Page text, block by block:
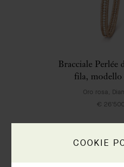
Bracciale Perlée
fila, modello
Oro rosa,
€
COOKIE